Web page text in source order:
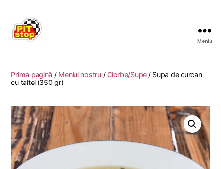
RASNOV
Meniu
Prima pagină / Meniul nostru/ Ciorbe/Supe / Supa de curcan
cu taitei (350 gr)